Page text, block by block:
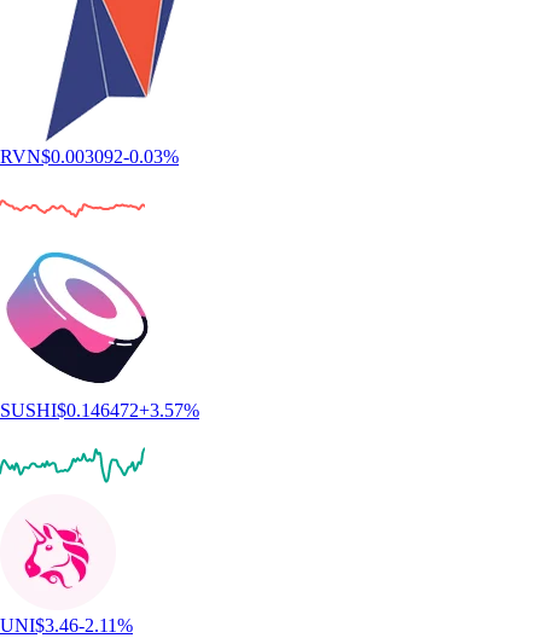
RVN$0.003092-0.03%
SUSHI$0.146472+3.57%
UNI$3.46-2.11%